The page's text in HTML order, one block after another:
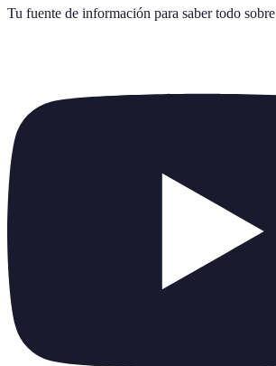
Tu fuente de información para saber todo sobre